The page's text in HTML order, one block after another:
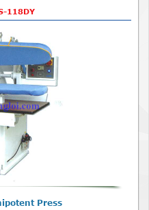
118DY
Press